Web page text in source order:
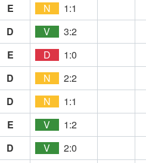
E N
1:1
D V
3:2
E D
1:0
D N
2:2
D N
1:1
E V
1:2
D V
2:0